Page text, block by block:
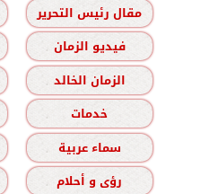
مقال رئيس التحرير
فيديو الزمان
الزمان الخالد
خدمات
سماء عربية
رؤى و أحلام